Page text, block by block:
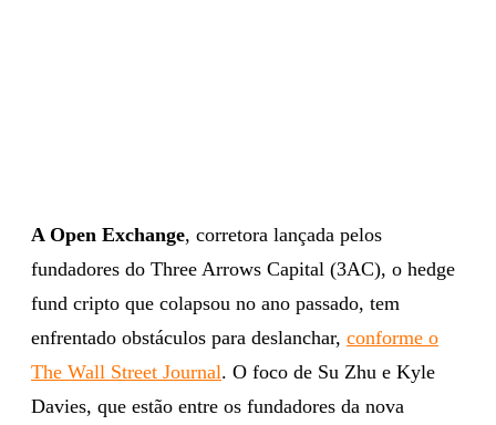
A Open Exchange, corretora lançada pelos
fundadores do Three Arrows Capital (3AC), o hedge
fund cripto que colapsou no ano passado, tem
enfrentado obstáculos para deslanchar, conforme o
The Wall Street Journal. O foco de Su Zhu e Kyle
Davies, que estão entre os fundadores da nova